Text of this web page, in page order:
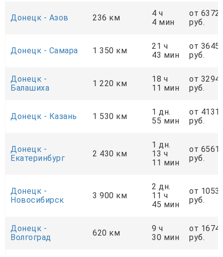
Донецк - Азов 236 км
4 ч
4 мин
от 6372
руб.
Донецк - Самара 1 350 км
21 ч
43 мин
от
руб.
Донецк -
Балашиха
1 220 км
18 ч
11 мин
от
руб.
Донецк - Казань 1 530 км
1 дн.
55 мин
от
руб.
Донецк -
Екатеринбург
2 430 км
1 дн.
13 ч
11 мин
от
руб.
Донецк -
Новосибирск
3 900 км
2 дн.
11 ч
45 мин
от
руб.
Донецк -
Волгоград
620 км
9 ч
30 мин
от
руб.